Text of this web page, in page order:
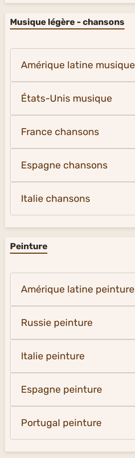
Musique légère - chansons
Amérique latine musique
États-Unis musique
France chansons
Espagne chansons
Italie chansons
Peinture
Amérique latine peinture
Russie peinture
Italie peinture
Espagne peinture
Portugal peinture